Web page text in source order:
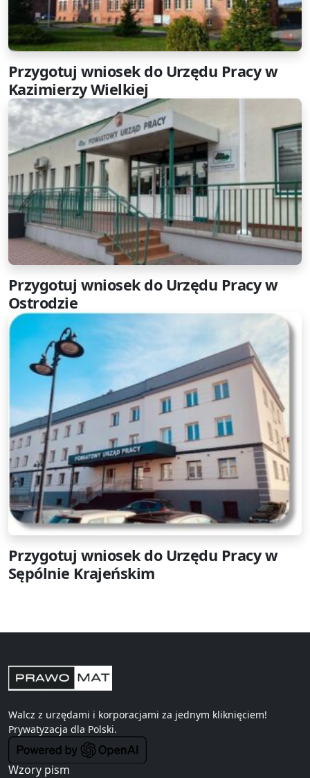
Przygotuj wniosek do Urzędu Pracy w
Kazimierzy Wielkiej
Przygotuj wniosek do Urzędu Pracy w
Ostrodzie
Przygotuj wniosek do Urzędu Pracy w
Sępólnie Krajeńskim
Walcz z urzędami i korporacjami za jednym kliknięciem!
Prywatyzacja dla Polski.
Wzory pism